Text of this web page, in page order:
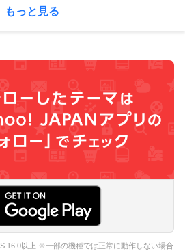
もっと見る
16.0以上 ※一部の機種では正常に動作しない場合